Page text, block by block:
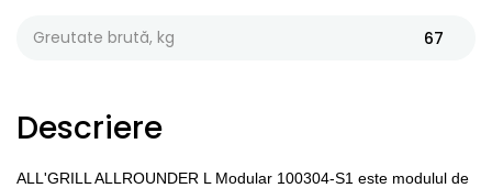
Greutate brută, kg 67
Descriere
ALL'GRILL ALLROUNDER L Modular 100304-S1 este modulul de